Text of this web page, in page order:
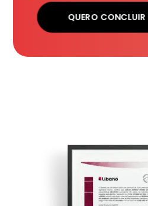
QUERO CONCLUIR